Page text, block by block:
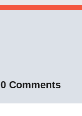
0 Comments